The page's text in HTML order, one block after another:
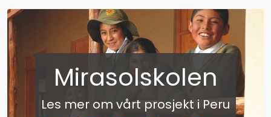
Mirasolskolen
Les mer om vårt prosjekt i Peru